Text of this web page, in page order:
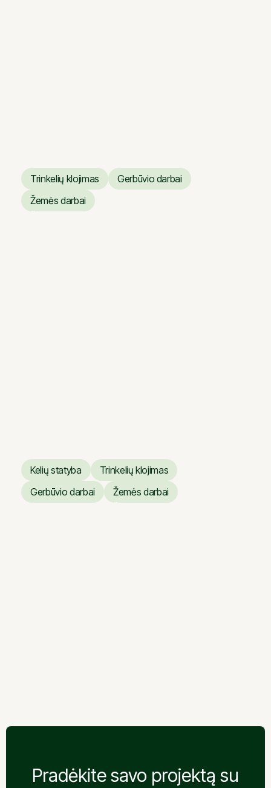
darbai
Trinkelių klojimas
Trinkelių klojimas
Gerbūvio darbai
Žemės darbai
Kelių statyba
Kelių statyba
Trinkelių klojimas
Trinkelių klojimas
Gerbūvio darbai
Žemės darbai
Pradėkite savo projektą su